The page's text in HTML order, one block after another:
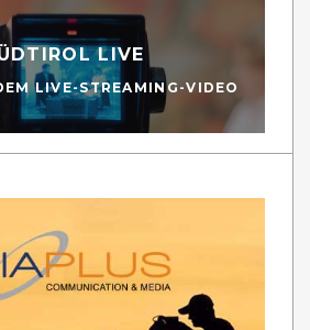
LIVE
LIVE-STREAMING-VIDEO